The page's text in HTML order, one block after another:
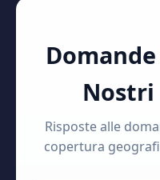
Nostri
Risposte alle
copertura